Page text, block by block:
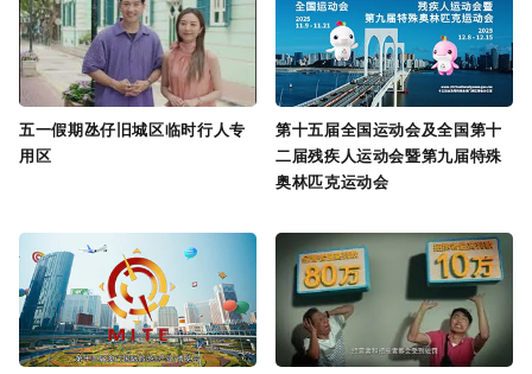
五一假期氹仔旧城区临时行人专
用区
第十五届全国运动会及全国第十
二届残疾人运动会暨第九届特殊
奥林匹克运动会